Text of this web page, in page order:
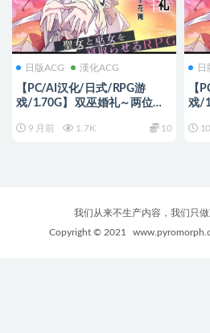
日版ACG 漢化ACG
【PC/AI汉化/日式/RPG游
戏/1.70G】 双巫婚礼～两位新
～)Ver1.0 AI汉化版+全回想存档
9 月前 1.7K 10
日
【
戏/
～
我们从来不生产内容，我们只做
Copyright © 2021